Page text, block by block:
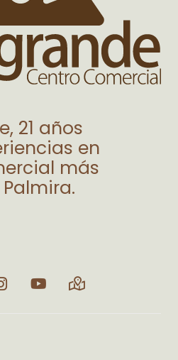
21 años
en
más